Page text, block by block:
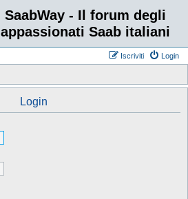
SaabWay - Il forum degli
appassionati Saab italiani
Login
Iscriviti
Login